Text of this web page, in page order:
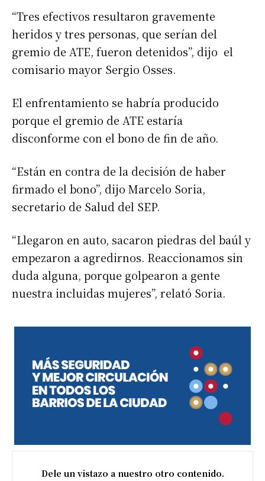
“Tres efectivos resultaron gravemente
heridos y tres personas, que serían del
gremio de ATE, fueron detenidos”, dijo el
comisario mayor Sergio Osses.
El enfrentamiento se habría producido
porque el gremio de ATE estaría
disconforme con el bono de fin de año.
“Están en contra de la decisión de haber
firmado el bono”, dijo Marcelo Soria,
secretario de Salud del SEP.
“Llegaron en auto, sacaron piedras del baúl y
empezaron a agredirnos. Reaccionamos sin
duda alguna, porque golpearon a gente
nuestra incluidas mujeres”, relató Soria.
Dele un vistazo a nuestro otro contenido.